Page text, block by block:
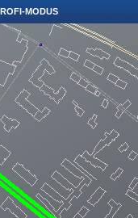
MODUS